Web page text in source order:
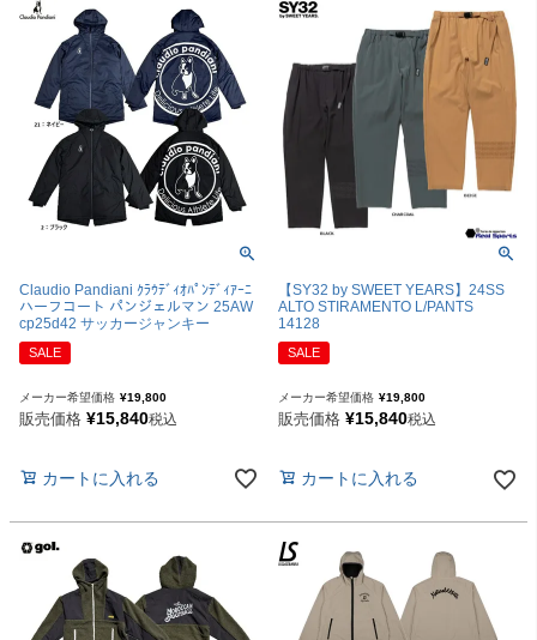
Claudio Pandiani ｸﾗｳﾃﾞｨｵﾊﾟﾝﾃﾞｨｱｰﾆ
ハーフコート パンジェルマン 25AW
cp25d42 サッカージャンキー
SALE
メーカー希望価格 ¥19,800
販売価格 ¥15,840税込
カートに入れる
【SY32 by SWEET YEARS】24SS
ALTO STIRAMENTO L/PANTS
14128
SALE
メーカー希望価格 ¥19,800
販売価格 ¥15,840税込
カートに入れる